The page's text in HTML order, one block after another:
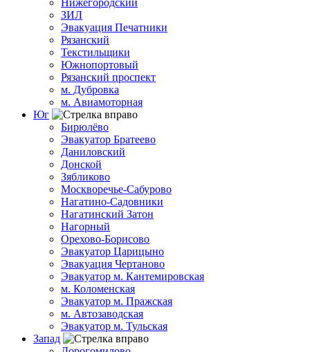
ЗИЛ
Эвакуация Печатники
Рязанский
Текстильщики
Южнопортовый
Рязанский проспект
м. Дубровка
м. Авиамоторная
Юг
Бирюлёво
Эвакуатор Братеево
Даниловский
Донской
Зябликово
Москворечье-Сабурово
Нагатино-Садовники
Нагатинский Затон
Нагорный
Орехово-Борисово
Эвакуатор Царицыно
Эвакуация Чертаново
Эвакуатор м. Кантемировская
м. Коломенская
Эвакуатор м. Пражская
м. Автозаводская
Эвакуатор м. Тульская
Запад